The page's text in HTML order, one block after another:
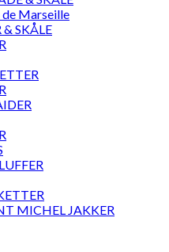
de Marseille
& SKÅLE
MICHEL JAKKER